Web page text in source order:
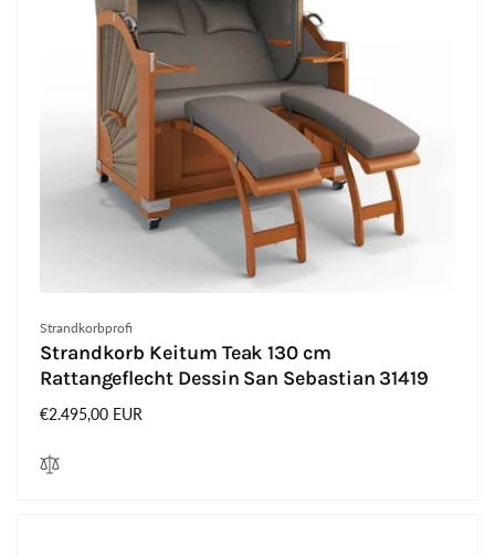
Anbieter:
Strandkorbprofi
Strandkorb Keitum Teak 130 cm
Rattangeflecht Dessin San Sebastian 31419
Normaler
€2.495,00 EUR